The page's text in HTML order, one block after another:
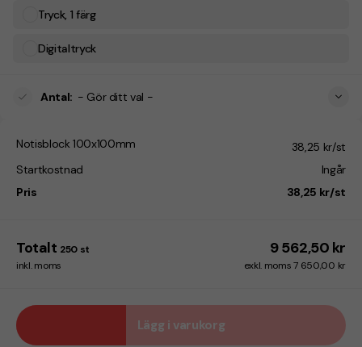
Tryck, 1 färg
Digitaltryck
Antal: - Gör ditt val -
Notisblock 100x100mm
38,25 kr/st
Startkostnad
Ingår
Pris
38,25 kr/st
Totalt 250 st 9 562,50 kr
inkl. moms exkl. moms 7 650,00 kr
Lägg i varukorg